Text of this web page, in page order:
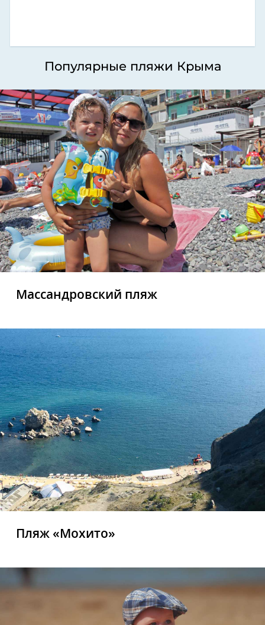
Популярные пляжи Крыма
Массандровский пляж
Пляж «Мохито»